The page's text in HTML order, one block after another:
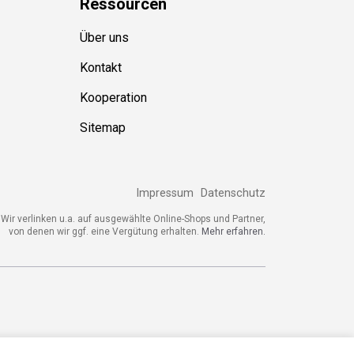
Über uns
von denen wir ggf. eine Vergütung erhalten.Mehr erfahren.